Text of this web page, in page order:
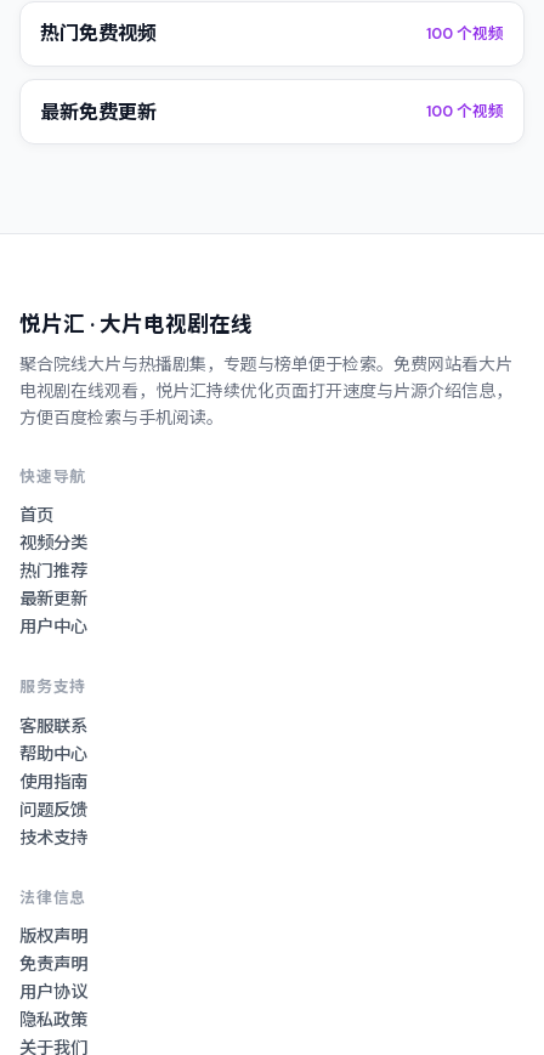
热门免费视频 100个视频
最新免费更新 100个视频
悦片汇 · 大片电视剧在线
聚合院线大片与热播剧集，专题与榜单便于检索。 免费网站看大片
电视剧在线观看 ， 悦片汇持续优化页面打开速度与片源介绍信息，
方便百度检索与手机阅读。
快速导航
首页
视频分类
热门推荐
最新更新
用户中心
服务支持
客服联系
帮助中心
使用指南
问题反馈
技术支持
法律信息
版权声明
免责声明
用户协议
隐私政策
关于我们